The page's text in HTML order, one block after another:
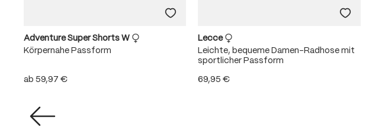
Adventure Super Shorts W
Körpernahe Passform
ab 59,97 €
Lecce
Leichte, bequeme Damen-Radhose mit
sportlicher Passform
69,95 €